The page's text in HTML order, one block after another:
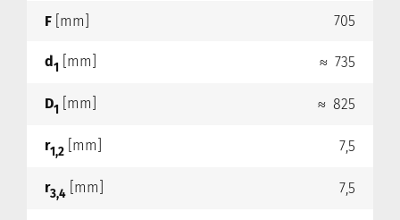
F [mm] 705
d1 [mm] ≈ 735
D1 [mm] ≈ 825
r1,2 [mm] 7,5
r3,4 [mm] 7,5